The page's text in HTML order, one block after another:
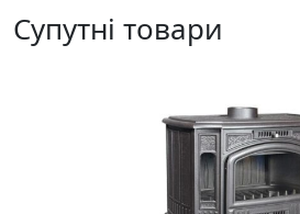
Супутні товари